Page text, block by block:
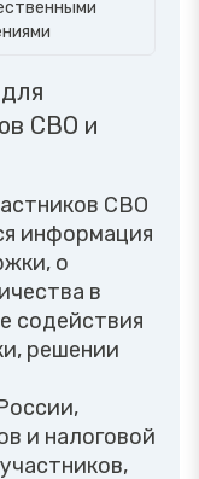
СВО и
СВО
информация
о
в
содействия
решении
и налоговой